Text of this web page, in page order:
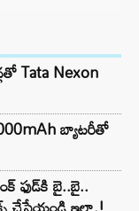
Tata Nexon
బ్యాటరీతో
ఫుడ్‌కి బై..బై..